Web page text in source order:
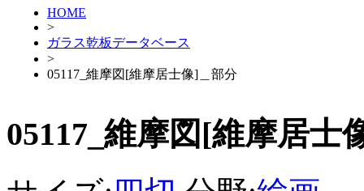
HOME
>
ガラス乾板データベース
>
05117_維摩図[維摩居士像]＿部分
05117_維摩図[維摩居士